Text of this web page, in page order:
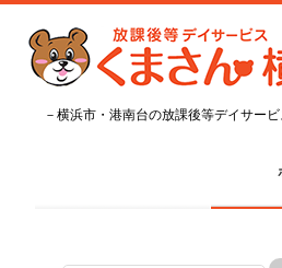
－横浜市・港南台の放課後等デイサービ